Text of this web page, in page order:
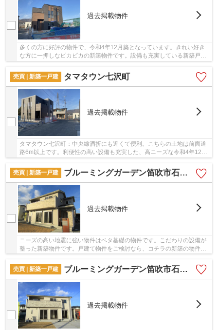
過去掲載物件
多くの方に好評の物件で、令和4年12月築となっています。きれい好き
な方に一押しなピカピカの新築物件です。設備も充実している新築戸建
売買 | 新築一戸建
タマタウン七沢町
過去掲載物件
タマタウン七沢町：中央線酒折にも近くて便利。こちらの土地は前面道
路6m以上です。利便性の高い設備も充実した、高ニーズな令和4年12月
築の物件です。吹き抜けとなっているので天井が...
売買 | 新築一戸建
ブルーミングガーデン笛吹市石和町井戸
過去掲載物件
ニーズの高い地震に強い物件はベタ基礎の物件です。こだわりの設備が
整った新築物件です。戸建て物件をご検討なら、コチラの新築の物件を
売買 | 新築一戸建
ブルーミングガーデン笛吹市石和町井戸
過去掲載物件